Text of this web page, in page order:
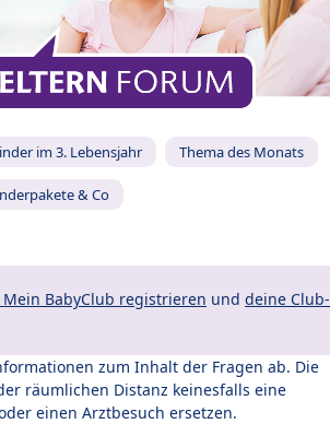
im 3. Lebensjahr Thema des Monats
& Co
Mein BabyClub registrieren und deine Club-
zum Inhalt der Fragen ab. Die
räumlichen Distanz keinesfalls eine
einen Arztbesuch ersetzen.